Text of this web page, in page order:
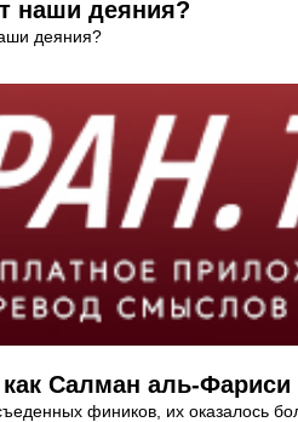
наши деяния?
деяния?
Салман аль-
фиников, их оказалось